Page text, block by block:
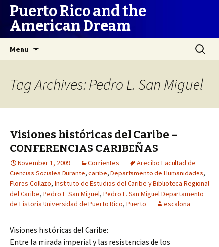
Puerto Rico and the
American Dream
Menu
Search
for:
Tag Archives: Pedro L. San Miguel
Visiones históricas del Caribe –
CONFERENCIAS CARIBEÑAS
November 1, 2009 Corrientes
Arecibo Facultad de
Ciencias Sociales Durante, caribe, Departamento de Humanidades,
Flores Collazo, Instituto de Estudios del Caribe y Biblioteca Regional
del Caribe, Pedro L. San Miguel, Pedro L. San Miguel Departamento
de Historia Universidad de Puerto Rico, Puerto escalona
Visiones históricas del Caribe:
Entre la mirada imperial y las resistencias de los